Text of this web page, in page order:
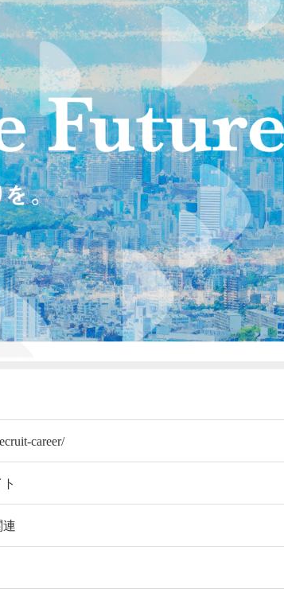
career/
連